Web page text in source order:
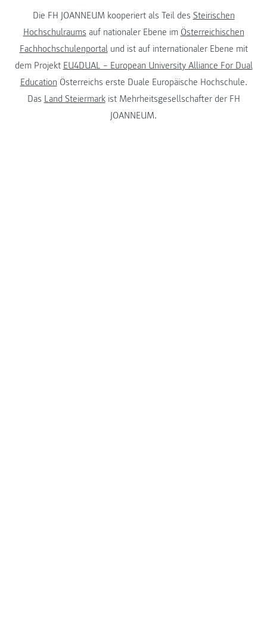
Die FH JOANNEUM kooperiert als Teil des Steirischen
Hochschulraums auf nationaler Ebene im Österreichischen
Fachhochschulenportalund ist auf internationaler Ebene mit
dem Projekt EU4DUAL – European University Alliance For Dual
Education Österreichs erste Duale Europäische Hochschule.
Das Land Steiermarkist Mehrheitsgesellschafter der FH
JOANNEUM.